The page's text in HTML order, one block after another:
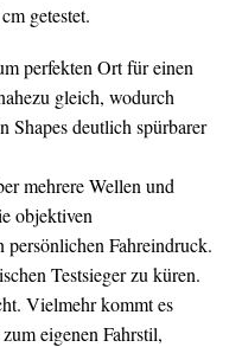
getestet.
perfekten Ort für einen
gleich, wodurch
Shapes deutlich spürbarer
mehrere Wellen und
objektiven
persönlichen Fahreindruck.
Testsieger zu küren.
Vielmehr kommt es
eigenen Fahrstil,